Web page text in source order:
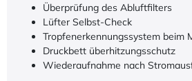
Überprüfung des Abluftfilters
Lüfter Selbst-Check
Tropfenerkennungssystem beim
Druckbett überhitzungsschutz
Wiederaufnahme nach